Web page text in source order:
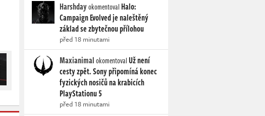
Harshdayokomentoval Halo:
Campaign Evolved je naleštěný
základ se zbytečnou přílohou
před 18 minutami
MaxianimalokomentovalUž není
cesty zpět. Sony připomíná konec
fyzických nosičů na krabicích
PlayStationu 5
před 18 minutami